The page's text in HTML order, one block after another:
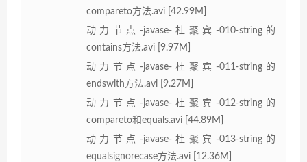
compareto方法.avi [42.99M]
动力节点-javase-杜聚宾-010-string的
contains方法.avi [9.97M]
动力节点-javase-杜聚宾-011-string的
endswith方法.avi [9.27M]
动力节点-javase-杜聚宾-012-string的
compareto和equals.avi [44.89M]
动力节点-javase-杜聚宾-013-string的
equalsignorecase方法.avi [12.36M]